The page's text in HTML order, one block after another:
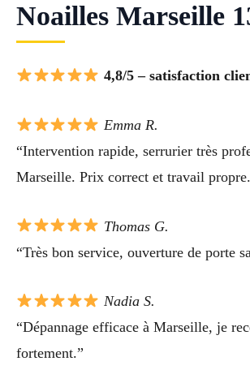
Noailles Marseille
4,8/5 – satisfaction
Emma R.
“Intervention rapide, serrurier très
Marseille. Prix correct et travail
Thomas G.
“Très bon service, ouverture de porte
Nadia S.
“Dépannage efficace à Marseille, je
fortement.”